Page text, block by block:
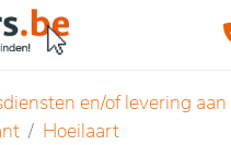
en/of levering
Hoeilaart